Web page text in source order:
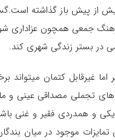
پیش باز گذاشته
جمعی همچون عزاداری
در بستر زندگی شهری کند.
غیرقابل کتمان
های تجملی مصداقی عینی و
و همدردی فقیر و غنی
موجود در میان